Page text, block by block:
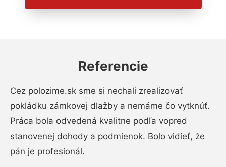
Referencie
Cez polozime.sk sme si nechali zrealizovať
pokládku zámkovej dlažby a nemáme čo vytknúť.
Práca bola odvedená kvalitne podľa vopred
stanovenej dohody a podmienok. Bolo vidieť, že
pán je profesionál.